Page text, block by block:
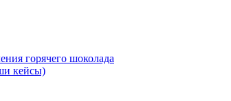
горячего шоколада
кейсы)